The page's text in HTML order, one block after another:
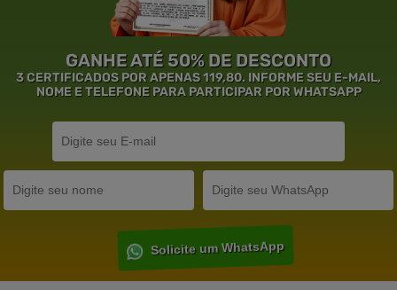
GANHE ATÉ 50% DE DESCONTO
3 CERTIFICADOS POR APENAS 119,80. INFORME SEU E-MAIL,
NOME E TELEFONE PARA PARTICIPAR POR WHATSAPP
Solicite um WhatsApp